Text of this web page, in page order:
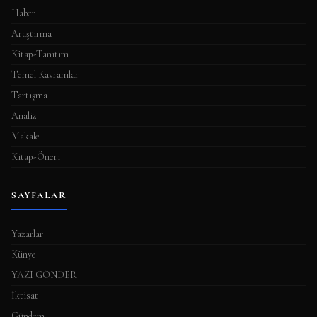
a
s
ı
Haber
Araştırma
Kitap-Tanıtım
Temel Kavramlar
Tartışma
Analiz
Makale
Kitap-Öneri
SAYFALAR
Yazarlar
Künye
YAZI GÖNDER
İktisat